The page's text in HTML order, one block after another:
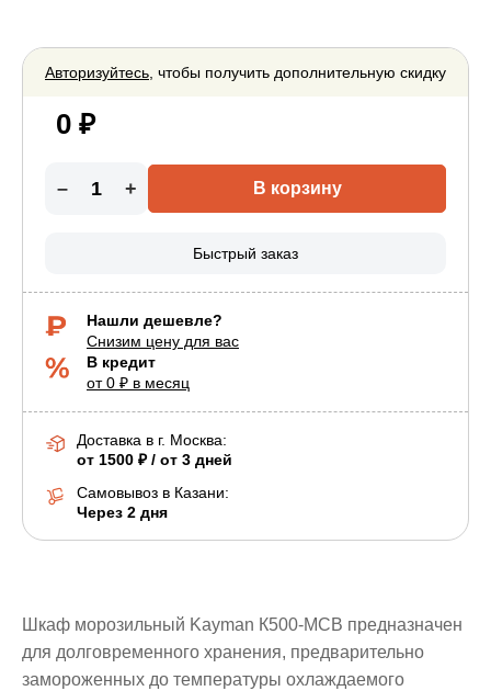
Авторизуйтесь, чтобы получить дополнительную скидку
0 ₽
В кредит
от 0 ₽ в месяц
Нашли дешевле?
Снизим цену для вас
– + В корзину
Быстрый заказ
Доставка в г. Москва:
от 1500 ₽ / от 3 дней
Самовывоз в Казани:
Через 2 дня
Шкаф морозильный Kayman К500-МСВ предназначен
для долговременного хранения, предварительно
замороженных до температуры охлаждаемого